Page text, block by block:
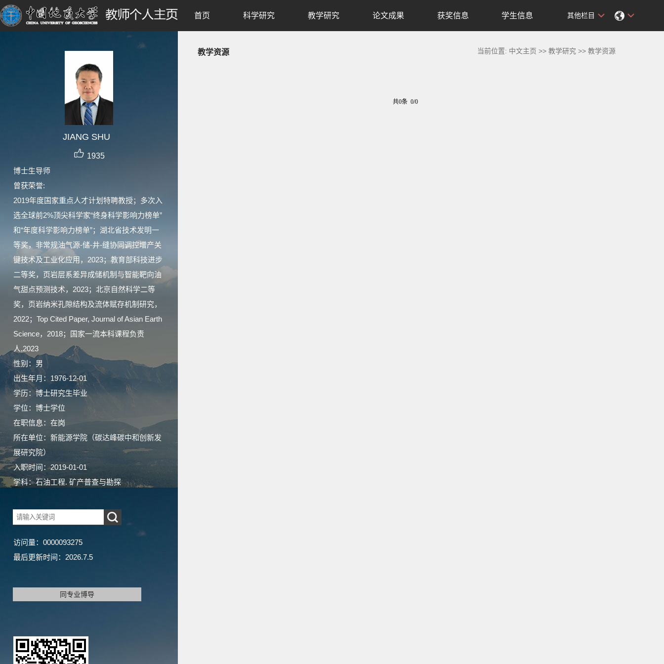
JIANG SHU
1935
博士生导师
曾获荣誉:
2019年度国家重点人才计划特聘教授；多次入
选全球前2%顶尖科学家“终身科学影响力榜单”
和“年度科学影响力榜单”；湖北省技术发明一
等奖，非常规油气源-储-井-缝协同调控增产关
键技术及工业化应用，2023；教育部科技进步
二等奖，页岩层系差异成储机制与智能靶向油
气甜点预测技术，2023；北京自然科学二等
奖，页岩纳米孔隙结构及流体赋存机制研究，
2022；Top Cited Paper, Journal of Asian Earth
Science，2018；国家一流本科课程负责
人,2023
性别：男
出生年月：1976-12-01
学历：博士研究生毕业
学位：博士学位
在职信息：在岗
所在单位：新能源学院（碳达峰碳中和创新发
展研究院）
入职时间：2019-01-01
学科：石油工程. 矿产普查与勘探
访问量： 0000093275
最后更新时间： 2026.7.5
同专业博导
首页 科学研究 教学研究 论文成果 获奖信息 学生信息 其他栏目
教学资源 当前位置: 中文主页 >>教学研究 >>教学资源
共0条 0/0